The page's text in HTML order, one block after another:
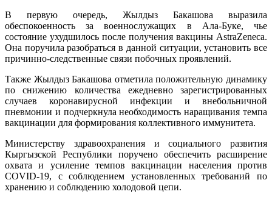
В первую очередь, Жылдыз Бакашова выразила
обеспокоенность за военнослужащих в Ала-Буке, чье
состояние ухудшилось после получения вакцины AstraZeneca.
Она поручила разобраться в данной ситуации, установить все
причинно-следственные связи побочных проявлений.
Также Жылдыз Бакашова отметила положительную динамику
по снижению количества ежедневно зарегистрированных
случаев коронавирусной инфекции и внебольничной
пневмонии и подчеркнула необходимость наращивания темпа
вакцинации для формирования коллективного иммунитета.
Министерству здравоохранения и социального развития
Кыргызской Республики поручено обеспечить расширение
охвата и усиление темпов вакцинации населения против
COVID-19, с соблюдением установленных требований по
хранению и соблюдению холодовой цепи.